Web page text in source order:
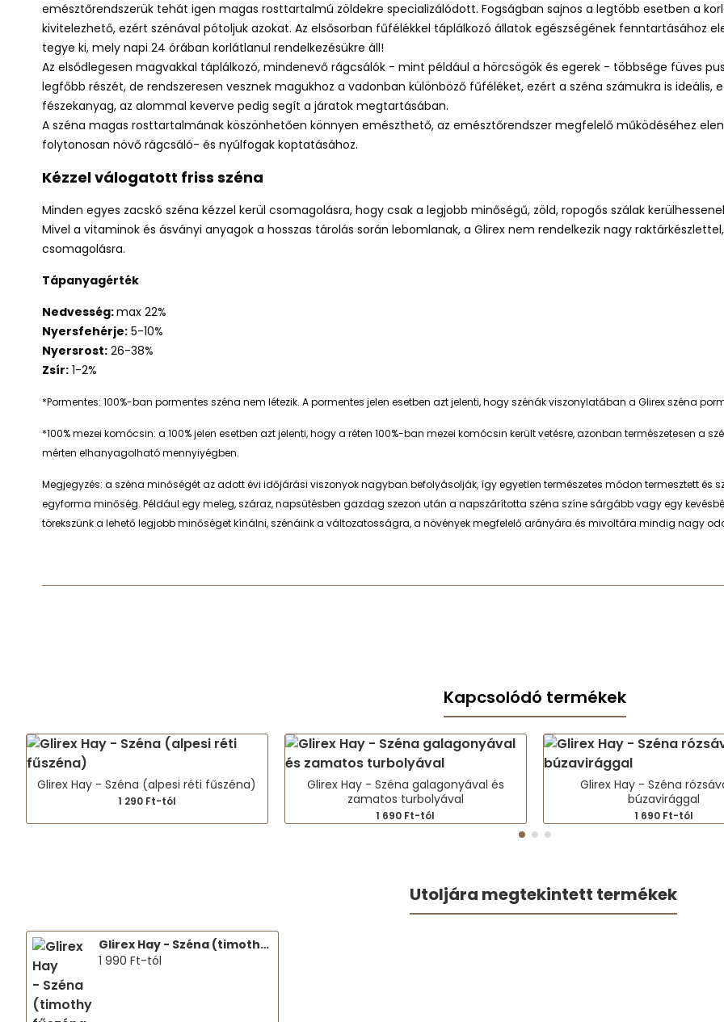
emésztőrendszerük tehát igen magas rosttartalmú zöldekre specializálódott. Fogságban sajnos a legtöbb esetben a
kivitelezhető, ezért szénával pótoljuk azokat. Az elsősorban fűfélékkel táplálkozó állatok egészségének fenntartásához
tegye ki, mely napi 24 órában korlátlanul rendelkezésükre áll!
Az elsődlegesen magvakkal táplálkozó, mindenevő rágcsálók - mint például a hörcsögök és egerek - többsége füves
legfőbb részét, de rendszeresen vesznek magukhoz a vadonban különböző fűféléket, ezért a széna számukra is
fészekanyag, az alommal keverve pedig segít a járatok megtartásában.
A széna magas rosttartalmának köszönhetően könnyen emészthető, az emésztőrendszer megfelelő működéséhez
folytonosan növő rágcsáló- és nyúlfogak koptatásához.
Kézzel válogatott friss széna
Minden egyes zacskó széna kézzel kerül csomagolásra, hogy csak a legjobb minőségű, zöld, ropogós szálak
Mivel a vitaminok és ásványi anyagok a hosszas tárolás során lebomlanak, a Glirex nem rendelkezik nagy
csomagolásra.
Tápanyagérték
Nedvesség:max 22%
Nyersfehérje: 5-10%
Nyersrost: 26-38%
Zsír: 1-2%
*Pormentes: 100%-ban pormentes széna nem létezik. A pormentes jelen esetben azt jelenti, hogy szénák viszonylatában a Glirex széna
*100% mezei komócsin: a 100% jelen esetben azt jelenti, hogy a réten 100%-ban mezei komócsin került vetésre, azonban természetesen
mérten elhanyagolható mennyiyégben.
Megjegyzés: a széna minőségét az adott évi időjárási viszonyok nagyban befolyásolják, így egyetlen természetes módon termesztett
egyforma minőség. Például egy meleg, száraz, napsütésben gazdag szezon után a napszárította széna színe sárgább vagy egy
törekszünk a lehető legjobb minőséget kínálni, szénáink a változatosságra, a növények megfelelő arányára és mivoltára mindig nagy
Kapcsolódó termékek
Glirex Hay - Széna (alpesi réti fűszéna)
1 290 Ft-tól
Glirex Hay - Széna galagonyával és
zamatos turbolyával
1 690 Ft-tól
Glirex Hay - Széna
búzavirággal
1 690 Ft-tól
Utoljára megtekintett termékek
Glirex Hay - Széna (timothy fűszéna 2. vágás)
1 990 Ft-tól